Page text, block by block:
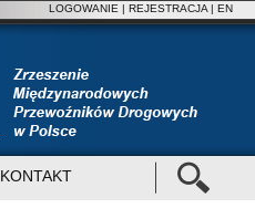
LOGOWANIE | REJESTRACJA | EN
KONTAKT